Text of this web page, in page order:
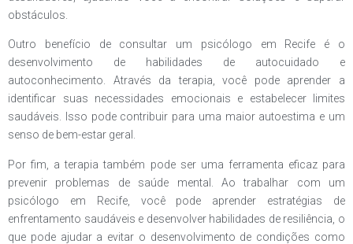
obstáculos.
Outro benefício de consultar um psicólogo em Recife é o
desenvolvimento de habilidades de autocuidado e
autoconhecimento. Através da terapia, você pode aprender a
identificar suas necessidades emocionais e estabelecer limites
saudáveis. Isso pode contribuir para uma maior autoestima e um
senso de bem-estar geral.
Por fim, a terapia também pode ser uma ferramenta eficaz para
prevenir problemas de saúde mental. Ao trabalhar com um
psicólogo em Recife, você pode aprender estratégias de
enfrentamento saudáveis ​​e desenvolver habilidades de resiliência, o
que pode ajudar a evitar o desenvolvimento de condições como